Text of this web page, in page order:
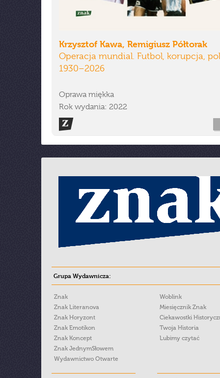
Krzysztof Kawa, Remigiusz Półtorak
Operacja mundial. Futbol, korupcja,
1930–2026
Oprawa miękka
Rok wydania: 2022
Grupa Wydawnicza:
Znak
Znak Literanova
Znak Horyzont
Znak Emotikon
Znak Koncept
Znak JednymSłowem
Wydawnictwo Otwarte
Woblink
Miesięcznik Znak
Ciekawostki
Twoja Historia
Lubimy czytać